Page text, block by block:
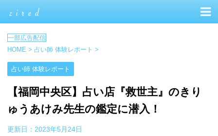
HOME > 占い師 体験レポート >
占い師 体験レポート
【福岡中央区】占い店『救世主』のきり
ゅうあけみ先生の鑑定に潜入！
更新日： 2023年5月24日